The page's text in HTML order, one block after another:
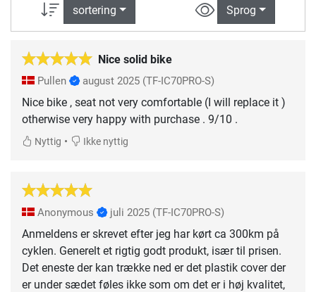
sortering Sprog
Nice solid bike
Pullen august 2025 (TF-IC70PRO-S)
Nice bike , seat not very comfortable (I will replace it )
otherwise very happy with purchase . 9/10 .
Nyttig • Ikke nyttig
Anonymous juli 2025 (TF-IC70PRO-S)
Anmeldens er skrevet efter jeg har kørt ca 300km på
cyklen. Generelt et rigtig godt produkt, især til prisen.
Det eneste der kan trække ned er det plastik cover der
er under sædet føles ikke som om det er i høj kvalitet,